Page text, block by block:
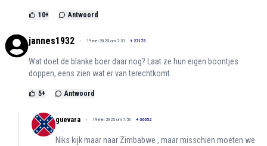
10+ Antwoord
jannes1932 19 mei 2025 om 7:51 + 27175
Wat doet de blanke boer daar nog? Laat ze hun eigen boontjes
doppen, eens zien wat er van terechtkomt.
5+ Antwoord
guevara 19 mei 2025 om 7:56 + 36052
Niks kijk maar naar Zimbabwe , maar misschien moeten we